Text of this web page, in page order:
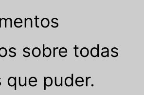
sobre todas
que puder.